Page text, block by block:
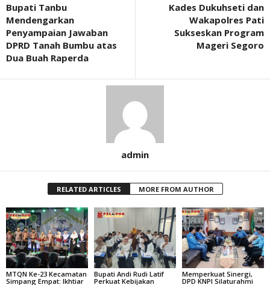
Bupati Tanbu
Mendengarkan
Penyampaian Jawaban
DPRD Tanah Bumbu atas
Dua Buah Raperda
Kades Dukuhseti dan
Wakapolres Pati
Sukseskan Program
Mageri Segoro
admin
RELATED ARTICLES MORE FROM AUTHOR
MTQN Ke-23 Kecamatan
Simpang Empat: Ikhtiar
Bupati Andi Rudi Latif
Perkuat Kebijakan
Memperkuat Sinergi,
DPD KNPI Silaturahmi